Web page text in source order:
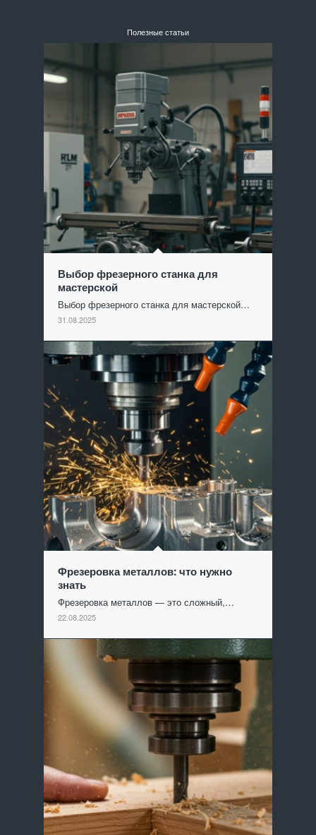
Полезные статьи
Выбор фрезерного станка для
мастерской
Выбор фрезерного станка для мастерской…
31.08.2025
Фрезеровка металлов: что нужно
знать
Фрезеровка металлов — это сложный,…
22.08.2025